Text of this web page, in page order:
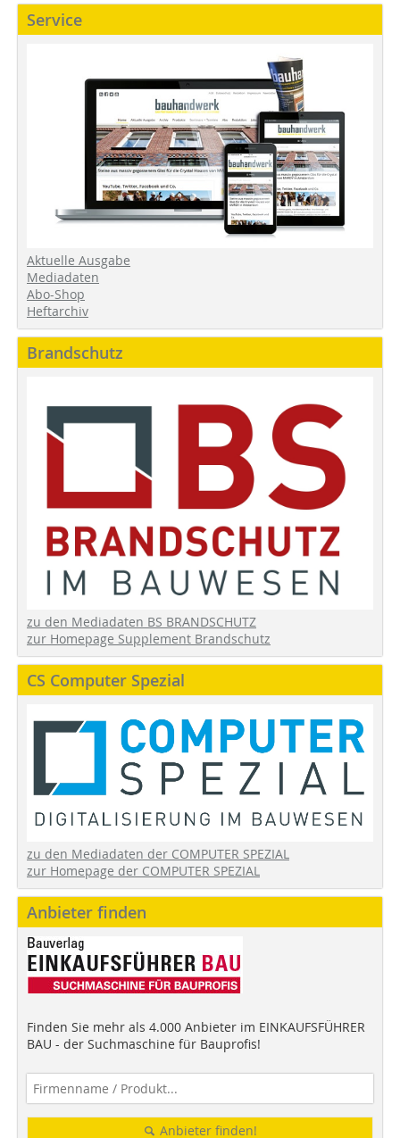
Service
Aktuelle Ausgabe
Mediadaten
Abo-Shop
Heftarchiv
Brandschutz
zu den Mediadaten BS BRANDSCHUTZ
zur Homepage Supplement Brandschutz
CS Computer Spezial
zu den Mediadaten der COMPUTER SPEZIAL
zur Homepage der COMPUTER SPEZIAL
Anbieter finden
Finden Sie mehr als 4.000 Anbieter im EINKAUFSFÜHRER
BAU - der Suchmaschine für Bauprofis!
Anbieter finden!